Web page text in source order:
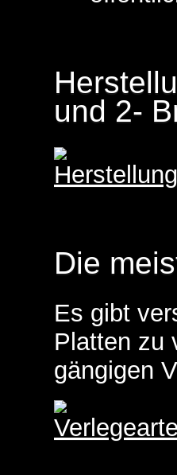
und 2-
Die
Es gibt
Platten zu
gängigen